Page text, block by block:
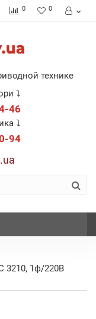
0 0
технике
⤵
46
⤵
94
3210, 1ф/220В